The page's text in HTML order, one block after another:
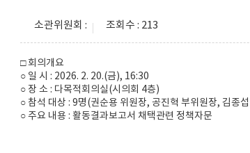
소관위원회 : 조회수 : 213
□ 회의개요
○ 일 시 : 2026. 2. 20.(금), 16:30
○ 장 소 : 다목적회의실(시의회 4층)
○ 참석 대상 : 9명(권순용 위원장, 공진혁 부위원장, 김종
○ 주요 내용 : 활동결과보고서 채택관련 정책자문